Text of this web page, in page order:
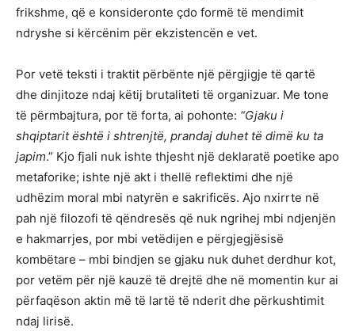
frikshme, që e konsideronte çdo formë të mendimit
ndryshe si kërcënim për ekzistencën e vet.
Por vetë teksti i traktit përbënte një përgjigje të qartë
dhe dinjitoze ndaj këtij brutaliteti të organizuar. Me tone
të përmbajtura, por të forta, ai pohonte: “Gjaku i
shqiptarit është i shtrenjtë, prandaj duhet të dimë ku ta
japim.” Kjo fjali nuk ishte thjesht një deklaratë poetike apo
metaforike; ishte një akt i thellë reflektimi dhe një
udhëzim moral mbi natyrën e sakrificës. Ajo nxirrte në
pah një filozofi të qëndresës që nuk ngrihej mbi ndjenjën
e hakmarrjes, por mbi vetëdijen e përgjegjësisë
kombëtare – mbi bindjen se gjaku nuk duhet derdhur kot,
por vetëm për një kauzë të drejtë dhe në momentin kur ai
përfaqëson aktin më të lartë të nderit dhe përkushtimit
ndaj lirisë.